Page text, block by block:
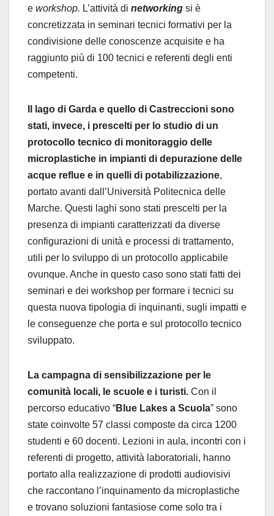
e workshop. L’attività di networking si è
concretizzata in seminari tecnici formativi per la
condivisione delle conoscenze acquisite e ha
raggiunto più di 100 tecnici e referenti degli enti
competenti.
Il lago di Garda e quello di Castreccioni sono
stati, invece, i prescelti per lo studio di un
protocollo tecnico di monitoraggio delle
microplastiche in impianti di depurazione delle
acque reflue e in quelli di potabilizzazione,
portato avanti dall’Università Politecnica delle
Marche. Questi laghi sono stati prescelti per la
presenza di impianti caratterizzati da diverse
configurazioni di unità e processi di trattamento,
utili per lo sviluppo di un protocollo applicabile
ovunque. Anche in questo caso sono stati fatti dei
seminari e dei workshop per formare i tecnici su
questa nuova tipologia di inquinanti, sugli impatti e
le conseguenze che porta e sul protocollo tecnico
sviluppato.
La campagna di sensibilizzazione per le
comunità locali, le scuole e i turisti. Con il
percorso educativo “Blue Lakes a Scuola” sono
state coinvolte 57 classi composte da circa 1200
studenti e 60 docenti. Lezioni in aula, incontri con i
referenti di progetto, attività laboratoriali, hanno
portato alla realizzazione di prodotti audiovisivi
che raccontano l’inquinamento da microplastiche
e trovano soluzioni fantasiose come solo tra i